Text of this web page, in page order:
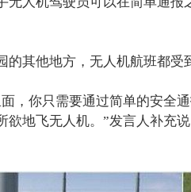
的其他地方，无人机航班都受
，你只需要通过简单的安全
欲地飞无人机。”发言人补充说